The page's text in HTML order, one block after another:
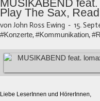
MUSIKABEND
Play The Sax,
von John Ross Ewing - 15.
#Konzerte,#Kommunikation,
Liebe LeserInnen und HörerInnen,